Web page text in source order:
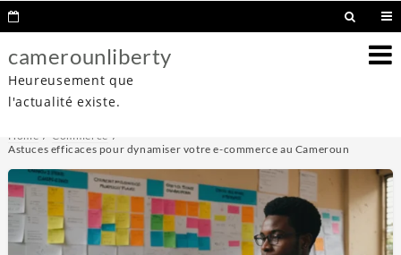
camerounliberty
Heureusement que
l'actualité existe.
Home
Commerce
Astuces efficaces pour dynamiser votre e-commerce au Cameroun